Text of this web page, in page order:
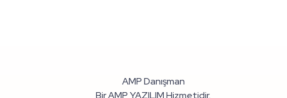
AMP Danışman
Bir AMP YAZILIM Hizmetidir.